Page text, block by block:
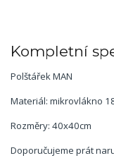
Kompletní
Polštářek MAN
Materiál: mikrovlákno
Rozměry: 40x40cm
Doporučujeme prát